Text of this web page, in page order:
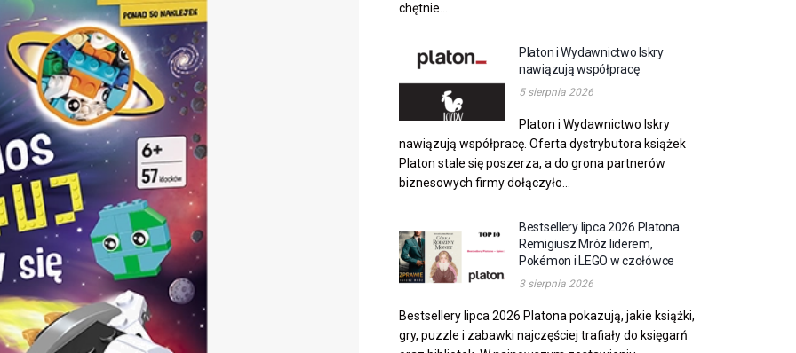
chętnie...
Platon i Wydawnictwo Iskry
nawiązują współpracę
5 sierpnia 2026
Platon i Wydawnictwo Iskry
nawiązują współpracę. Oferta dystrybutora książek
Platon stale się poszerza, a do grona partnerów
biznesowych firmy dołączyło...
Bestsellery lipca 2026 Platona.
Remigiusz Mróz liderem,
Pokémon i LEGO w czołówce
3 sierpnia 2026
Bestsellery lipca 2026 Platona pokazują, jakie książki,
gry, puzzle i zabawki najczęściej trafiały do księgarń